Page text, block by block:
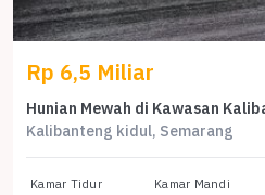
Rp 6,5 Miliar
Kalibanteng kidul, Semarang
Kamar Tidur Kamar Mandi